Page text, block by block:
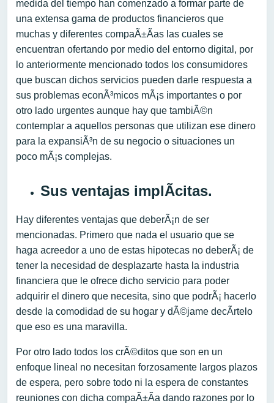
medida del tiempo han comenzado a formar parte de
una extensa gama de productos financieros que
muchas y diferentes compaÃ±Ã­as las cuales se
encuentran ofertando por medio del entorno digital, por
lo anteriormente mencionado todos los consumidores
que buscan dichos servicios pueden darle respuesta a
sus problemas econÃ³micos mÃ¡s importantes o por
otro lado urgentes aunque hay que tambiÃ©n
contemplar a aquellos personas que utilizan ese dinero
para la expansiÃ³n de su negocio o situaciones un
poco mÃ¡s complejas.
Sus ventajas implÃ­citas.
Hay diferentes ventajas que deberÃ¡n de ser
mencionadas. Primero que nada el usuario que se
haga acreedor a uno de estas hipotecas no deberÃ¡ de
tener la necesidad de desplazarte hasta la industria
financiera que le ofrece dicho servicio para poder
adquirir el dinero que necesita, sino que podrÃ¡ hacerlo
desde la comodidad de su hogar y dÃ©jame decÃ­rtelo
que eso es una maravilla.
Por otro lado todos los crÃ©ditos que son en un
enfoque lineal no necesitan forzosamente largos plazos
de espera, pero sobre todo ni la espera de constantes
reuniones con dicha compaÃ±Ã­a dando razones por lo